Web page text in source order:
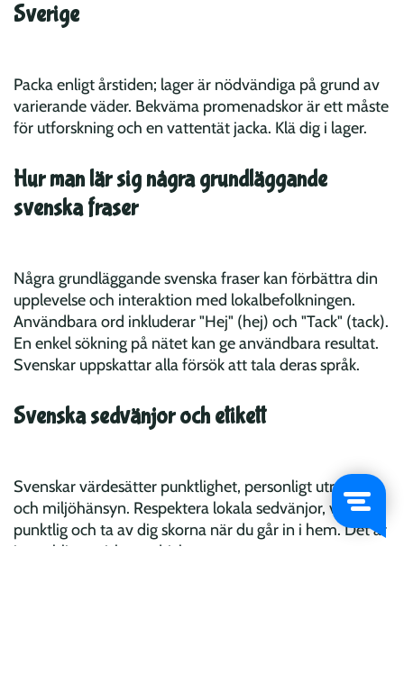
Sverige
Packa enligt årstiden; lager är nödvändiga på grund av
varierande väder. Bekväma promenadskor är ett måste
för utforskning och en vattentät jacka. Klä dig i lager.
Hur man lär sig några grundläggande
svenska fraser
Några grundläggande svenska fraser kan förbättra din
upplevelse och interaktion med lokalbefolkningen.
Användbara ord inkluderar "Hej" (hej) och "Tack" (tack).
En enkel sökning på nätet kan ge användbara resultat.
Svenskar uppskattar alla försök att tala deras språk.
Svenska sedvänjor och etikett
Svenskar värdesätter punktlighet, personligt utrymme
och miljöhänsyn. Respektera lokala sedvänjor, var
punktlig och ta av dig skorna när du går in i hem. Det är
inte obligatoriskt att dricksa.